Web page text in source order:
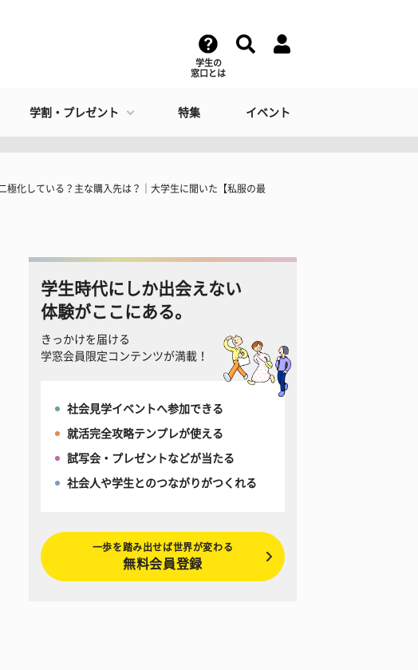
学生の
窓口とは
学割・プレゼント 特集 イベント
化している？主な購入先は？｜大学生に聞いた【私服の最
学生時代にしか出会えない
体験がここにある。
きっかけを届ける
学窓会員限定コンテンツが満載！
社会見学イベントへ参加できる
就活完全攻略テンプレが使える
試写会・プレゼントなどが当たる
社会人や学生とのつながりがつくれる
一歩を踏み出せば世界が変わる
無料会員登録